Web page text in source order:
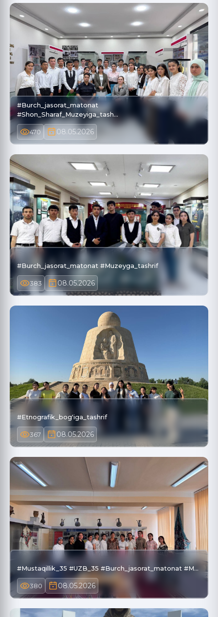
#Burch_jasorat_matonat
#Shon_Sharaf_Muzeyiga_tash…
470 08.05.2026
#Burch_jasorat_matonat #Muzeyga_tashrif
383 08.05.2026
#Etnografik_bogʻiga_tashrif
367 08.05.2026
#Mustaqillik_35 #UZB_35 #Burch_jasorat_matonat #M…
380 08.05.2026